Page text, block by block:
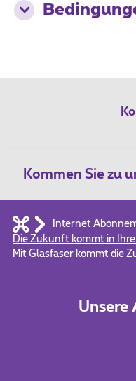
Kommen Sie zu
Internet
Die Zukunft kommt in
Mit Glasfaser kommt die
Unsere